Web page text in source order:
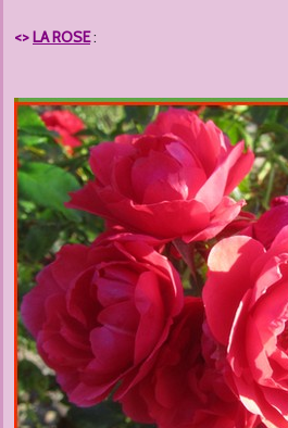
<>LA ROSE: